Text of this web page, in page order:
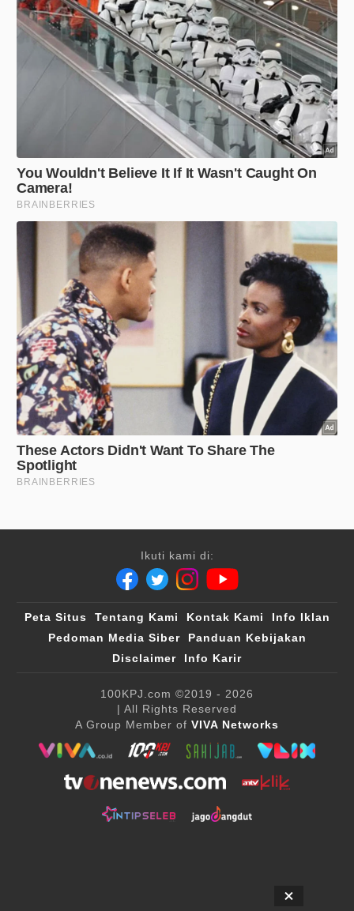
Ikuti kami di:
Peta Situs Tentang Kami Kontak Kami
Info Iklan
Pedoman Media Siber
Panduan Kebijakan
Disclaimer
Info Karir
100KPJ.com ©2019 - 2026
| All Rights Reserved
A Group Member of VIVA Networks